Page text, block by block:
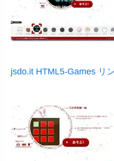
jsdo.it HTML5-Games リ